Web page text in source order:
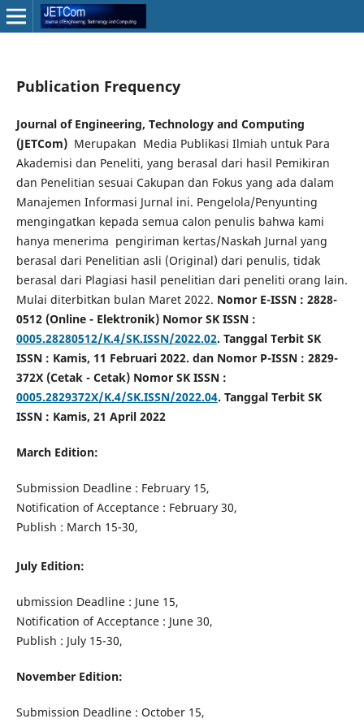
Publication Frequency
Journal of Engineering, Technology and Computing
(JETCom)Merupakan Media Publikasi Ilmiah untuk Para
Akademisi dan Peneliti, yang berasal dari hasil Pemikiran
dan Penelitian sesuai Cakupan dan Fokus yang ada dalam
Manajemen Informasi Jurnal ini. Pengelola/Penyunting
mengingatkan kepada semua calon penulis bahwa kami
hanya menerima pengiriman kertas/Naskah Jurnal yang
berasal dari Penelitian asli (Original) dari penulis, tidak
berasal dari Plagiasi hasil penelitian dari peneliti orang lain.
Mulai diterbitkan bulan Maret 2022. Nomor E-ISSN : 2828-
0512 (Online - Elektronik) Nomor SK ISSN :
0005.28280512/K.4/SK.ISSN/2022.02. Tanggal Terbit SK
ISSN : Kamis, 11 Februari 2022. dan Nomor P-ISSN : 2829-
372X (Cetak - Cetak) Nomor SK ISSN :
0005.2829372X/K.4/SK.ISSN/2022.04. Tanggal Terbit SK
ISSN : Kamis, 21 April 2022
March Edition:
Submission Deadline : February 15,
Notification of Acceptance : February 30,
Publish : March 15-30,
July Edition:
ubmission Deadline : June 15,
Notification of Acceptance : June 30,
Publish : July 15-30,
November Edition:
Submission Deadline : October 15,